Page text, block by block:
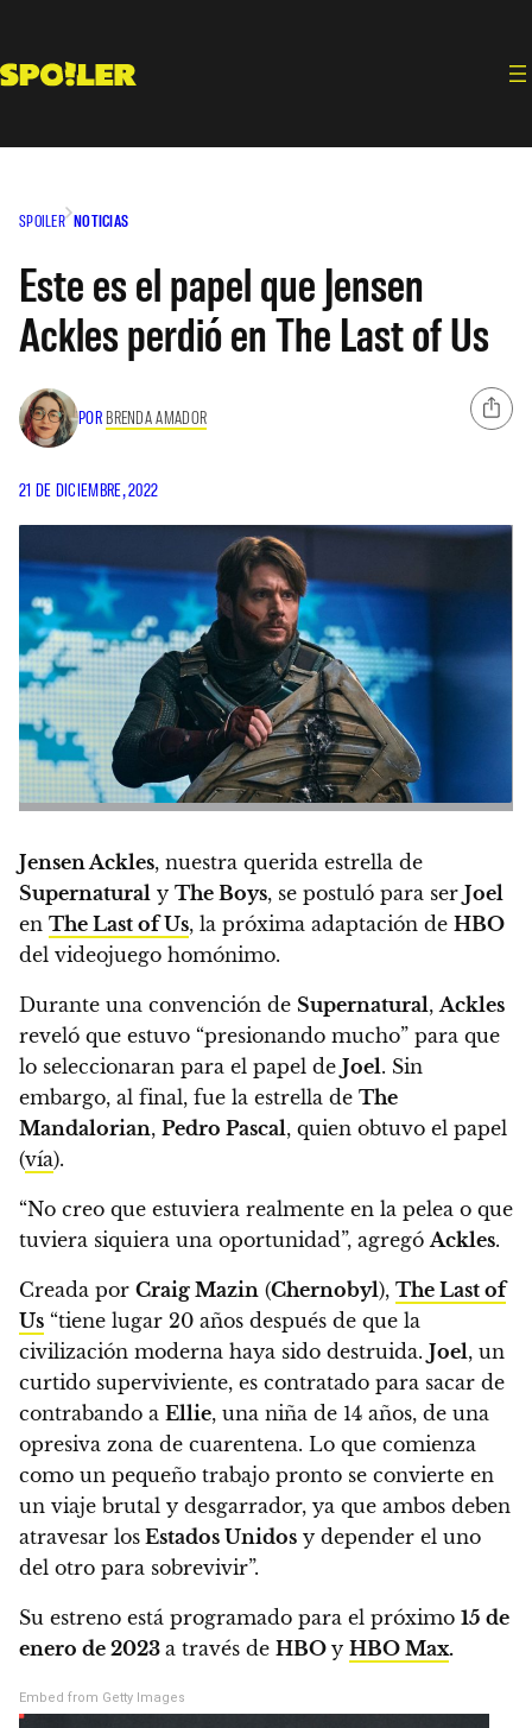
contenido
SPOILER NOTICIAS
Este es el papel que Jensen
Ackles perdió en The Last of Us
POR BRENDA AMADOR
21 DE DICIEMBRE, 2022
Jensen Ackles, nuestra querida estrella de
Supernatural y The Boys, se postuló para ser Joel
en The Last of Us, la próxima adaptación de HBO
del videojuego homónimo.
Durante una convención de Supernatural, Ackles
reveló que estuvo “presionando mucho” para que
lo seleccionaran para el papel de Joel. Sin
embargo, al final, fue la estrella de The
Mandalorian, Pedro Pascal, quien obtuvo el papel
(vía).
“No creo que estuviera realmente en la pelea o que
tuviera siquiera una oportunidad”, agregó Ackles.
Creada por Craig Mazin (Chernobyl), The Last of
Us “tiene lugar 20 años después de que la
civilización moderna haya sido destruida. Joel, un
curtido superviviente, es contratado para sacar de
contrabando a Ellie, una niña de 14 años, de una
opresiva zona de cuarentena. Lo que comienza
como un pequeño trabajo pronto se convierte en
un viaje brutal y desgarrador, ya que ambos deben
atravesar los Estados Unidos y depender el uno
del otro para sobrevivir”.
Su estreno está programado para el próximo 15 de
enero de 2023 a través de HBO y HBO Max.
Embed from Getty Images